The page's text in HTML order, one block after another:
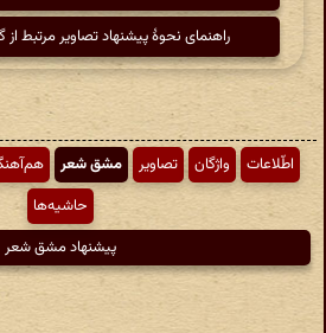
راهنمای نحوهٔ پیشنهاد تصاویر مرتبط از
اطّلاعات واژگان تصاویر مشق شعر
حاشیه‌ها
پیشنهاد مشق شعر